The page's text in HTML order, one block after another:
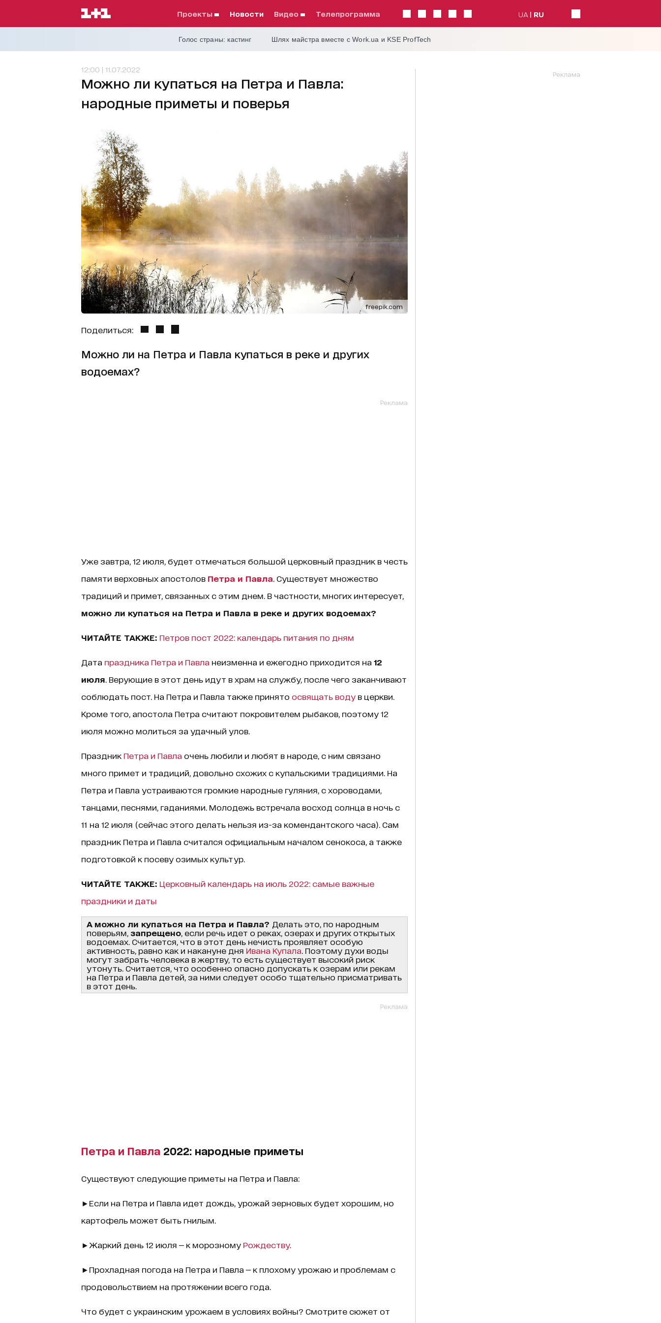
проекты Новости видео телепрограмма UA RU
Голос страны: кастинг Шлях майстра вместе с Work.ua и KSE ProfTech
12:00 | 11.07.2022
Можно ли купаться на Петра и Павла:
народные приметы и поверья
freepik.com
Поделиться:
Можно ли на Петра и Павла купаться в реке и других
водоемах?
Реклама
Уже завтра, 12 июля, будет отмечаться большой церковный праздник в честь
памяти верховных апостолов Петра и Павла . Существует множество
традиций и примет, связанных с этим днем. В частности, многих интересует,
можно ли купаться на Петра и Павла в реке и других водоемах?
ЧИТАЙТЕ ТАКЖЕ: Петров пост 2022: календарь питания по дням
Дата праздника Петра и Павла неизменна и ежегодно приходится на 12
июля . Верующие в этот день идут в храм на службу, после чего заканчивают
соблюдать пост. На Петра и Павла также принято освящать водув церкви.
Кроме того, апостола Петра считают покровителем рыбаков, поэтому 12
июля можно молиться за удачный улов.
Праздник Петра и Павла очень любили и любят в народе, с ним связано
много примет и традиций, довольно схожих с купальскими традициями. На
Петра и Павла устраиваются громкие народные гуляния, с хороводами,
танцами, песнями, гаданиями. Молодежь встречала восход солнца в ночь с
11 на 12 июля (сейчас этого делать нельзя из-за комендантского часа). Сам
праздник Петра и Павла считался официальным началом сенокоса, а также
подготовкой к посеву озимых культур.
ЧИТАЙТЕ ТАКЖЕ: Церковный календарь на июль 2022: самые важные
праздники и даты
А можно ли купаться на Петра и Павла? Делать это, по народным
поверьям, запрещено, если речь идет о реках, озерах и других открытых
водоемах. Считается, что в этот день нечисть проявляет особую
активность, равно как и накануне дня Ивана Купала . Поэтому духи воды
могут забрать человека в жертву, то есть существует высокий риск
утонуть. Считается, что особенно опасно допускать к озерам или рекам
на Петра и Павла детей, за ними следует особо тщательно присматривать
в этот день.
Реклама
Петра и Павла2022: народные приметы
Существуют следующие приметы на Петра и Павла:
►Если на Петра и Павла идет дождь, урожай зерновых будет хорошим, но
картофель может быть гнилым.
►Жаркий день 12 июля — к морозному Рождеству.
►Прохладная погода на Петра и Павла — к плохому урожаю и проблемам с
продовольствием на протяжении всего года.
Что будет с украинским урожаем в условиях войны? Смотрите сюжет от
Реклама